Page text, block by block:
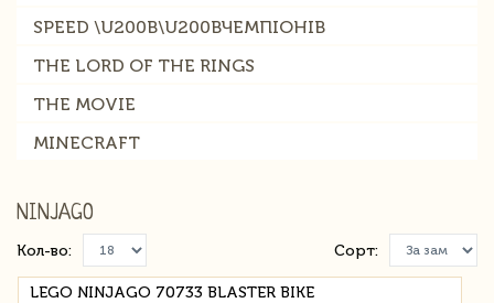
SPEED \U200B\U200BЧЕМПІОНІВ
THE LORD OF THE RINGS
THE MOVIE
MINECRAFT
NINJAGO
Кол-во: Сорт:
LEGO NINJAGO 70733 BLASTER BIKE